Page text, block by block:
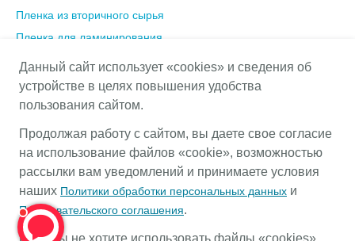
Пленка из вторичного сырья
Пленка для ламинирования
Трёхслойная FFS плёнка и мешки
Пленки и пакеты для e-commerce
Пленки для клеевой ламинации
Термоусадочная пленка «Евро-Эко»
КАТАЛОГ
Данный сайт использует «cookies» и сведения об
устройстве в целях повышения удобства
пользования сайтом.
Продолжая работу с сайтом, вы даете свое согласие
на использование файлов «cookie», возможностью
рассылки вам уведомлений и принимаете условия
наших Политики обработки персональных данных и
Пользовательского соглашения.
Если вы не хотите использовать файлы «cookies»,